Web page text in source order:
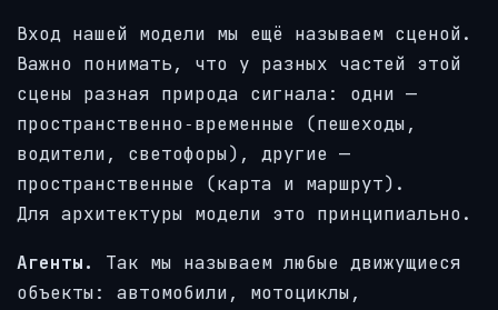
Вход нашей модели мы ещё называем сценой.
Важно понимать, что у разных частей этой
сцены разная природа сигнала: одни —
пространственно‑временные (пешеходы,
водители, светофоры), другие —
пространственные (карта и маршрут).
Для архитектуры модели это принципиально.
Агенты. Так мы называем любые движущиеся
объекты: автомобили, мотоциклы,